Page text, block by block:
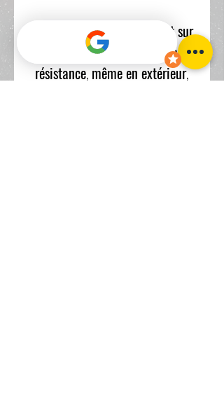
impressions directement sur
le Dibondsont d’une
extrême
résistance, même en extérieur,